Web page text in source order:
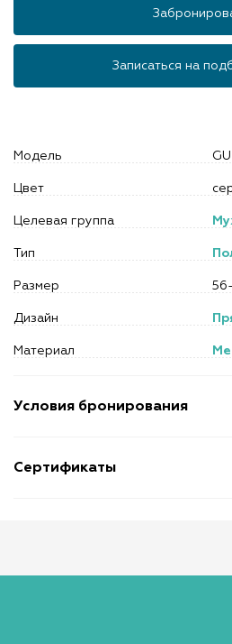
Условия бронирования
Сертификаты
Записаться на
Модель
Цвет
Целевая группа
Тип
Размер
Дизайн
Материал